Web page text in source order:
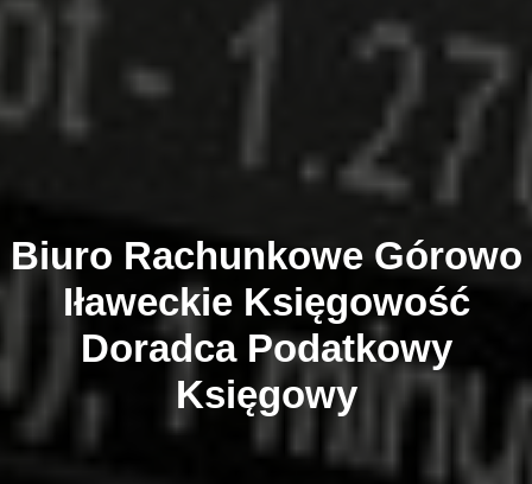
Biuro Rachunkowe Górowo
IławeckieKsięgowość
Doradca Podatkowy
Księgowy